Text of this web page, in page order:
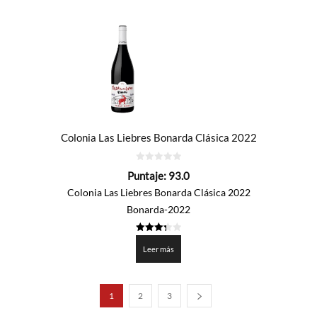
Colonia Las Liebres Bonarda Clásica 2022
de
Puntaje: 93.0
Colonia Las Liebres Bonarda Clásica 2022
Bonarda-2022
de 5
Leer más
1 2 3